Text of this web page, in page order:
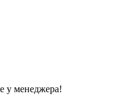
у менеджера!